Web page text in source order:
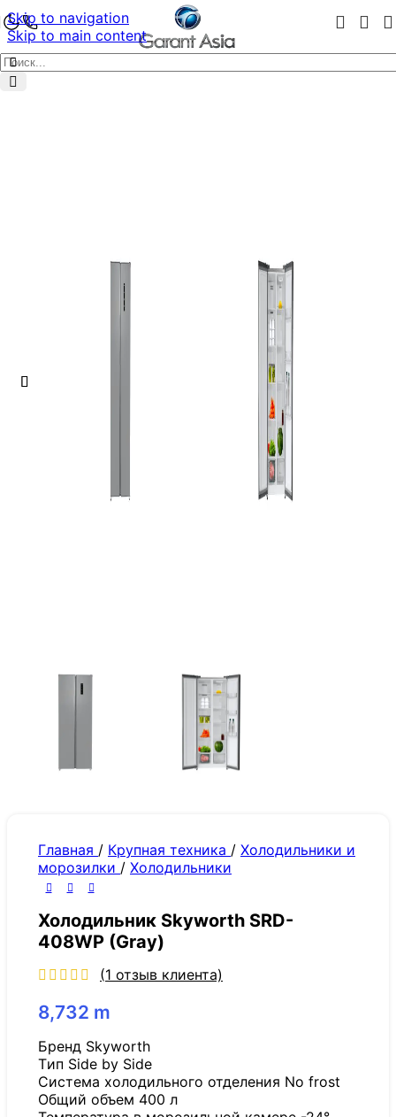
Skip to navigation
Skip to main content
Главная / Крупная техника / Холодильники и
морозилки / Холодильники
Холодильник Skyworth SRD-
408WP (Gray)
(1 отзыв клиента)
8,732 m
Бренд Skyworth
Tип Side by Side
Система холодильного отделения No frost
Общий объем 400 л